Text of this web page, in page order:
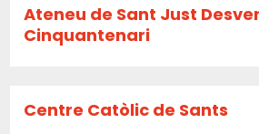
Ateneu de Sant Just
Cinquantenari
Centre Catòlic de Sants